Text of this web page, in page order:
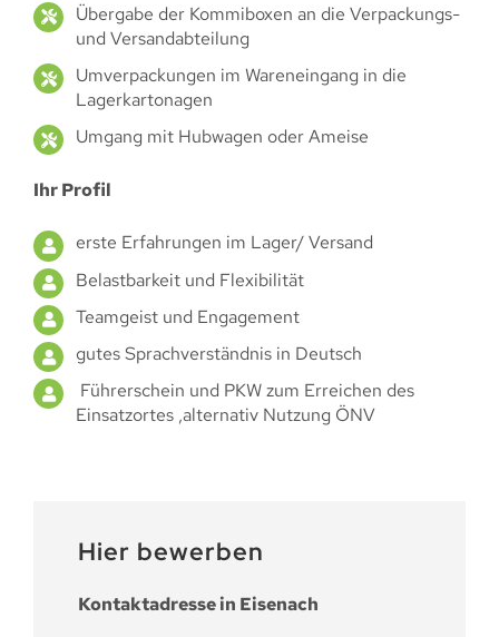
Übergabe der Kommiboxen an die Verpackungs-
und Versandabteilung
Umverpackungen im Wareneingang in die
Lagerkartonagen
Umgang mit Hubwagen oder Ameise
Ihr Profil
erste Erfahrungen im Lager/ Versand
Belastbarkeit und Flexibilität
Teamgeist und Engagement
gutes Sprachverständnis in Deutsch
Führerschein und PKW zum Erreichen des
Einsatzortes ,alternativ Nutzung ÖNV
Hier bewerben
Kontaktadresse in Eisenach